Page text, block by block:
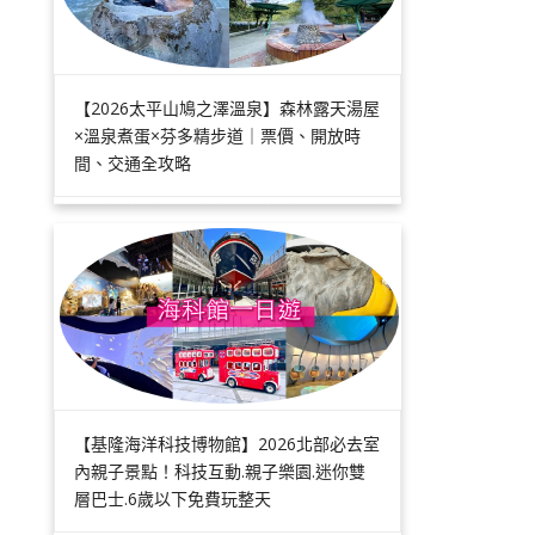
【2026太平山鳩之澤溫泉】森林露天湯屋
×溫泉煮蛋×芬多精步道｜票價、開放時
間、交通全攻略
【基隆海洋科技博物館】2026北部必去室
內親子景點！科技互動.親子樂園.迷你雙
層巴士.6歲以下免費玩整天